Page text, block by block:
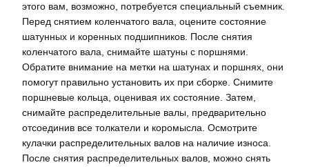
этого вам, возможно, потребуется специальный съемник.
Перед снятием коленчатого вала, оцените состояние
шатунных и коренных подшипников. После снятия
коленчатого вала, снимайте шатуны с поршнями.
Обратите внимание на метки на шатунах и поршнях, они
помогут правильно установить их при сборке. Снимите
поршневые кольца, оценивая их состояние. Затем,
снимайте распределительные валы, предварительно
отсоединив все толкатели и коромысла. Осмотрите
кулачки распределительных валов на наличие износа.
После снятия распределительных валов, можно снять